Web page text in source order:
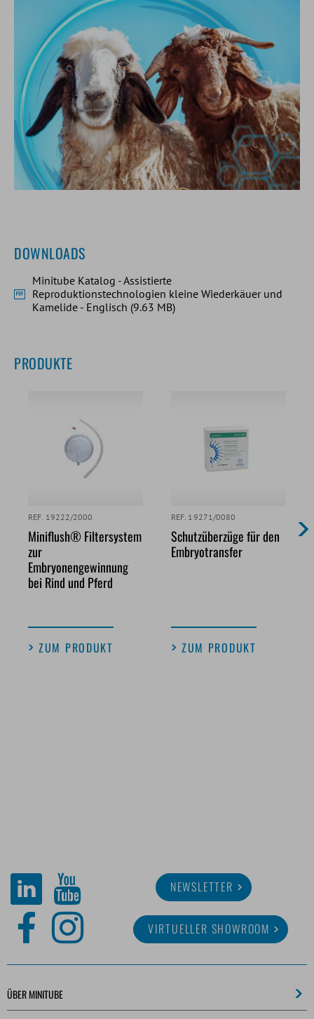
DOWNLOADS
Minitube Katalog - Assistierte
Reproduktionstechnologien kleine Wiederkäuer und
Kamelide - Englisch (9.63 MB)
PRODUKTE
REF. 19222/2000
Miniflush® Filtersystem
zur
Embryonengewinnung
bei Rind und Pferd
ZUM PRODUKT
REF. 19271/0080
Schutzüberzüge für den
Embryotransfer
ZUM PRODUKT
NEWSLETTER
VIRTUELLER SHOWROOM
ÜBER MINITUBE